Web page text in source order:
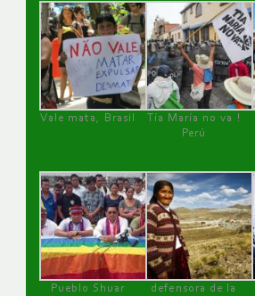
Vale mata, Brasil
Tía María no va !
Perú
Pueblo Shuar
defensora de la